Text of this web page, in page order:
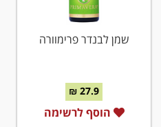
שמן לבנדר פרימוורה
27.9 ₪
הוסף לרשימה